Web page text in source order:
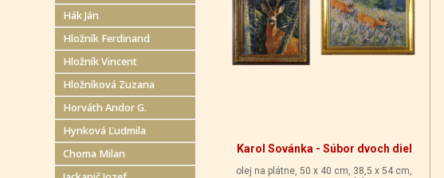
Hák Ján
Hložník Ferdinand
Hložník Vincent
Hložníková Zuzana
Horváth Andor G.
Hynková Ľudmila
Choma Milan
Karol Sovánka - Súbor dvoch diel
olej na plátne, 50 x 40 cm, 38,5 x 54 cm,